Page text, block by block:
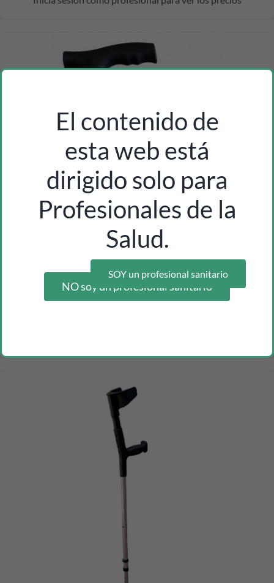
El contenido de
esta web está
dirigido solo para
Profesionales de la
Salud.
SOY un profesional sanitario
NO soy un profesional sanitario